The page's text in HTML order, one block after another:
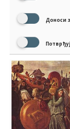
Доноси